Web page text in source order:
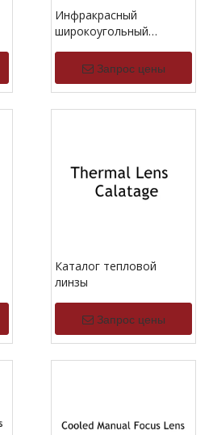
Инфракрасный
широкоугольный
Запрос цены
Каталог тепловой
линзы
Запрос цены